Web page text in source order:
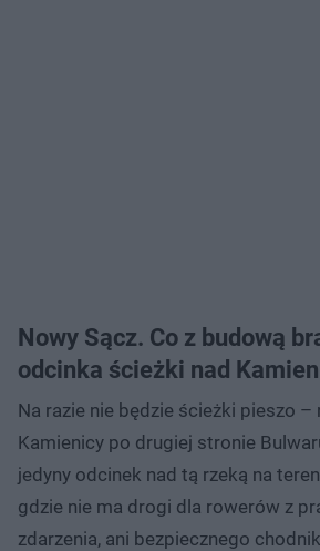
Nowy Sącz. Co z budową
odcinka ścieżki nad
Na razie nie będzie ścieżki pieszo –
Kamienicy po drugiej stronie
jedyny odcinek nad tą rzeką na
gdzie nie ma drogi dla rowerów z
zdarzenia, ani bezpiecznego